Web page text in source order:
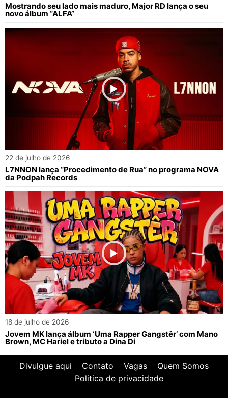
Mostrando seu lado mais maduro, Major RD lança o seu
novo álbum “ALFA”
22 de julho de 2026
L7NNON lança “Procedimento de Rua” no programa NOVA
da Podpah Records
18 de julho de 2026
Jovem MK lança álbum ‘Uma Rapper Gangstêr’ com Mano
Brown, MC Hariel e tributo a Dina Di
Divulgue aqui Contato Vagas
Quem Somos
Politica de privacidade